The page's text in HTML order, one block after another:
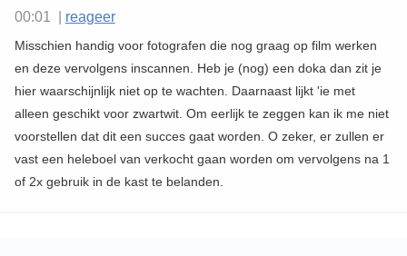
00:01 | reageer
Misschien handig voor fotografen die nog graag op film werken
en deze vervolgens inscannen. Heb je (nog) een doka dan zit je
hier waarschijnlijk niet op te wachten. Daarnaast lijkt 'ie met
alleen geschikt voor zwartwit. Om eerlijk te zeggen kan ik me niet
voorstellen dat dit een succes gaat worden. O zeker, er zullen er
vast een heleboel van verkocht gaan worden om vervolgens na 1
of 2x gebruik in de kast te belanden.